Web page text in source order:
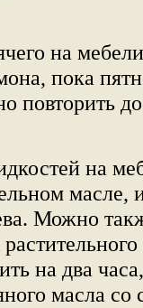
на
пока
повторить
на
масле,
Можно
на два
масла